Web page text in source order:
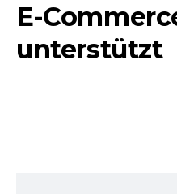
E-
unterstützt